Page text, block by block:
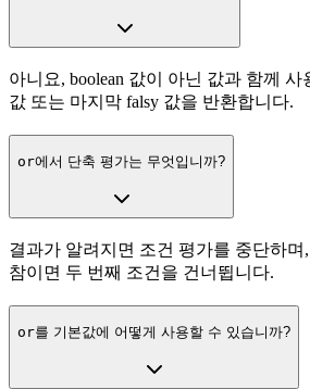
아니요, boolean 값이 아닌 값과 함께
값 또는 마지막 falsy 값을 반환합니다.
or에서 단축 평가는 무엇입니까?
결과가 알려지면 조건 평가를 중단하며
참이면 두 번째 조건을 건너뜁니다.
or를 기본값에 어떻게 사용할 수 있습니까?